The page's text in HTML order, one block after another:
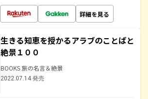
詳細を見る
生きる知恵を授かるアラブのことばと
絶景１００
BOOKS 旅の名言＆絶景
2022.07.14 発売